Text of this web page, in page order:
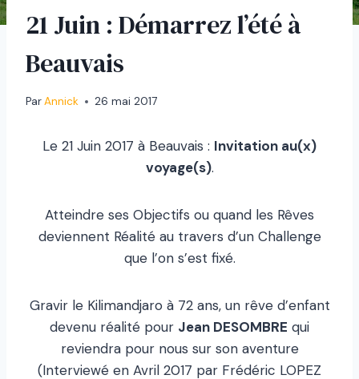
21 Juin : Démarrez l’été à
Beauvais
ParAnnick 26 mai 2017
Le 21 Juin 2017 à Beauvais : Invitation au(x)
voyage(s).
Atteindre ses Objectifs ou quand les Rêves
deviennent Réalité au travers d’un Challenge
que l’on s’est fixé.
Gravir le Kilimandjaro à 72 ans, un rêve d’enfant
devenu réalité pour Jean DESOMBRE qui
reviendra pour nous sur son aventure
(Interviewé en Avril 2017 par Frédéric LOPEZ